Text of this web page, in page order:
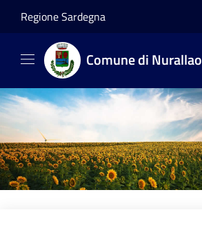
Regione Sardegna
Comune di Nurallao